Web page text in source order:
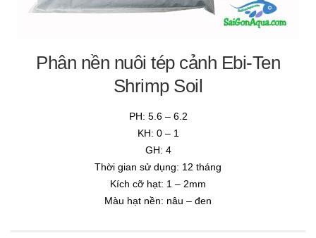
Phân nền nuôi tép cảnh Ebi-Ten
Shrimp Soil
PH: 5.6 – 6.2
KH: 0 – 1
GH: 4
Thời gian sử dụng: 12 tháng
Kích cỡ hạt: 1 – 2mm
Màu hạt nền: nâu – đen